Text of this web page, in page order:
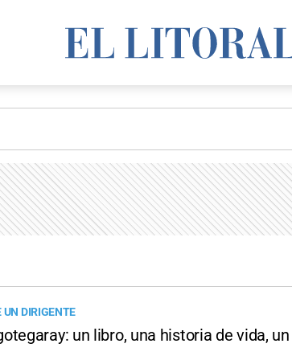
UN DIRIGENTE
un libro, una historia de vida,